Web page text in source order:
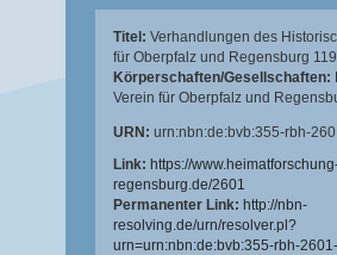
Titel: Verhandlungen des
für Oberpfalz und Regensburg
Körperschaften/Gesellschaften:
Verein für Oberpfalz und
URN: urn:nbn:de:bvb:355-rbh-
Link: https://
regensburg.de/2601
Permanenter Link: http://nbn-
resolving.de/urn/resolver.pl?
urn=urn:nbn:de:bvb:355-rbh-